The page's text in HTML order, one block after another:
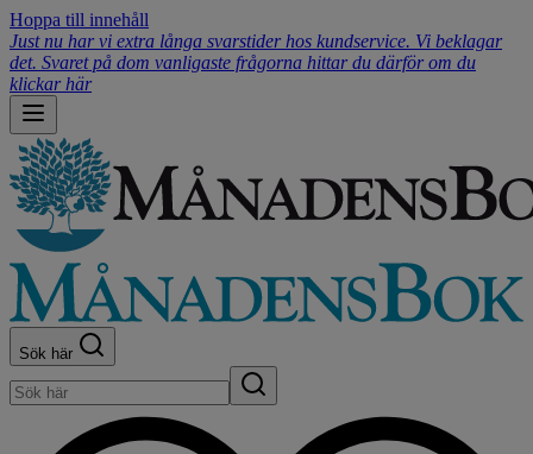
Hoppa till innehåll
Just nu har vi extra långa svarstider hos kundservice. Vi beklagar
det. Svaret på dom vanligaste frågorna hittar du därför om du
klickar här
Sök här